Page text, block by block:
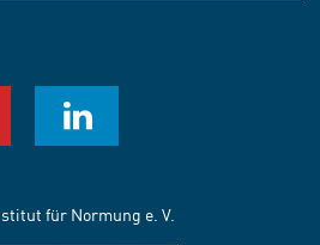
für Normung e. V.